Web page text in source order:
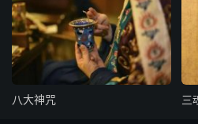
行六虚。来往既不定，上下亦无
坎，其用却在离；真水取於离，
火相须。仙师谓以铅投汞，名曰
水。水火妙用，虽不可攘然而分
位心中实，点化离宫腹裹阴。是
八大神咒 三